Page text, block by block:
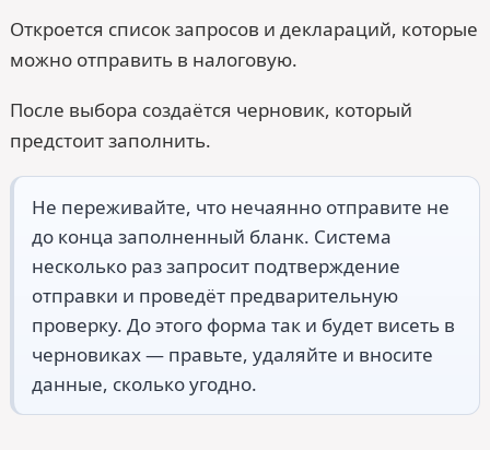
Откроется список запросов и деклараций, которые
можно отправить в налоговую.
После выбора создаётся черновик, который
предстоит заполнить.
Не переживайте, что нечаянно отправите не
до конца заполненный бланк. Система
несколько раз запросит подтверждение
отправки и проведёт предварительную
проверку. До этого форма так и будет висеть в
черновиках — правьте, удаляйте и вносите
данные, сколько угодно.